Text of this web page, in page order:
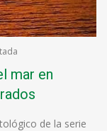
mar en
de la serie